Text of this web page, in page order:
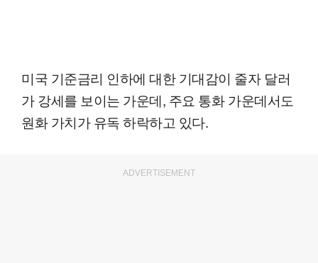
미국 기준금리 인하에 대한 기대감이 줄자 달러
가 강세를 보이는 가운데, 주요 통화 가운데서도
원화 가치가 유독 하락하고 있다.
ADVERTISEMENT